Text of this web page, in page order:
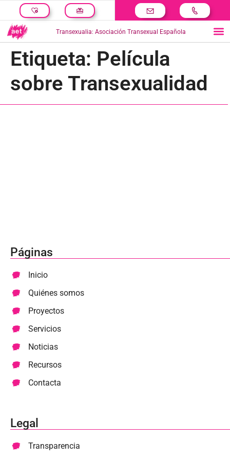
Transexualia: Asociación Transexual Española
Etiqueta: Película
sobre Transexualidad
Páginas
Inicio
Quiénes somos
Proyectos
Servicios
Noticias
Recursos
Contacta
Legal
Transparencia